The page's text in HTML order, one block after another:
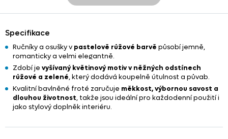
Specifikace
Ručníky a osušky v pastelově růžové barvě působí jemně,
romanticky a velmi elegantně.
Zdobí je vyšívaný květinový motivv něžných odstínech
růžové a zelené, který dodává koupelně útulnost a půvab.
Kvalitní bavlněné froté zaručuje měkkost, výbornou savost a
dlouhou životnost, takže jsou ideální pro každodenní použití i
jako stylový doplněk interiéru.